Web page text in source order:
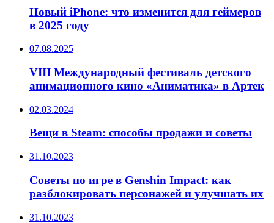
Новый iPhone: что изменится для геймеров
в 2025 году
07.08.2025
VIII Международный фестиваль детского
анимационного кино «Аниматика» в Артек
02.03.2024
Вещи в Steam: способы продажи и советы
31.10.2023
Советы по игре в Genshin Impact: как
разблокировать персонажей и улучшать их
31.10.2023